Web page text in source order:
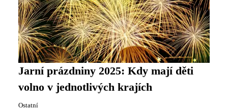
Jarní prázdniny 2025: Kdy mají děti
volno v jednotlivých krajích
Ostatní